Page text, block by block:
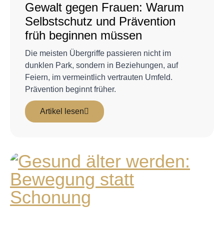
Gewalt gegen Frauen: Warum
Selbstschutz und Prävention
früh beginnen müssen
Die meisten Übergriffe passieren nicht im
dunklen Park, sondern in Beziehungen, auf
Feiern, im vermeintlich vertrauten Umfeld.
Prävention beginnt früher.
Artikel lesen